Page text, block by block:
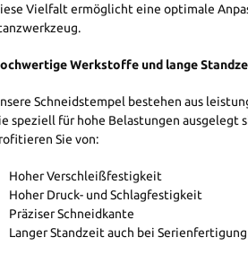
Vielfalt ermöglicht eine optimale
Werkstoffe und lange
Schneidstempel bestehen aus
speziell für hohe Belastungen ausgelegt
Sie von:
Hoher Verschleißfestigkeit
Hoher Druck- und Schlagfestigkeit
Präziser Schneidkante
Langer Standzeit auch bei Serienfertigung